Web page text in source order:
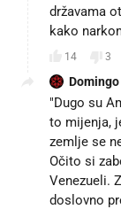
državama
kako
14 3
Domingo
"Dugo su
to mijenja,
zemlje se
Očito si
Venezueli.
doslovno